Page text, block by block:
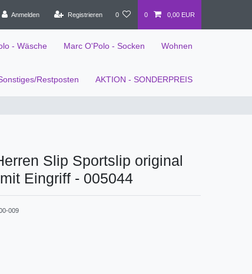
Anmelden Registrieren 0 0 0,00 EUR
- Wäsche Marc O'Polo - Socken Wohnen
Restposten AKTION - SONDERPREIS
Slip Sportslip original
Eingriff - 005044
009